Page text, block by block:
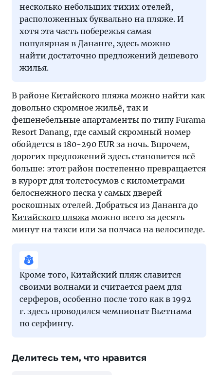
несколько небольших тихих отелей,
расположенных буквально на пляже. И
хотя эта часть побережья самая
популярная в Дананге, здесь можно
найти достаточно предложений дешевого
жилья.
В районе Китайского пляжа можно найти как
довольно скромное жильё, так и
фешенебельные апартаменты по типу Furama
Resort Danang, где самый скромный номер
обойдется в 180-290 EUR за ночь. Впрочем,
дорогих предложений здесь становится всё
больше: этот район постепенно превращается
в курорт для толстосумов с километрами
белоснежного песка у самых дверей
роскошных отелей. Добраться из Дананга до
Китайского пляжа можно всего за десять
минут на такси или за полчаса на велосипеде.
Кроме того, Китайский пляж славится
своими волнами и считается раем для
серферов, особенно после того как в 1992
г. здесь проводился чемпионат Вьетнама
по серфингу.
Делитесь тем, что нравится